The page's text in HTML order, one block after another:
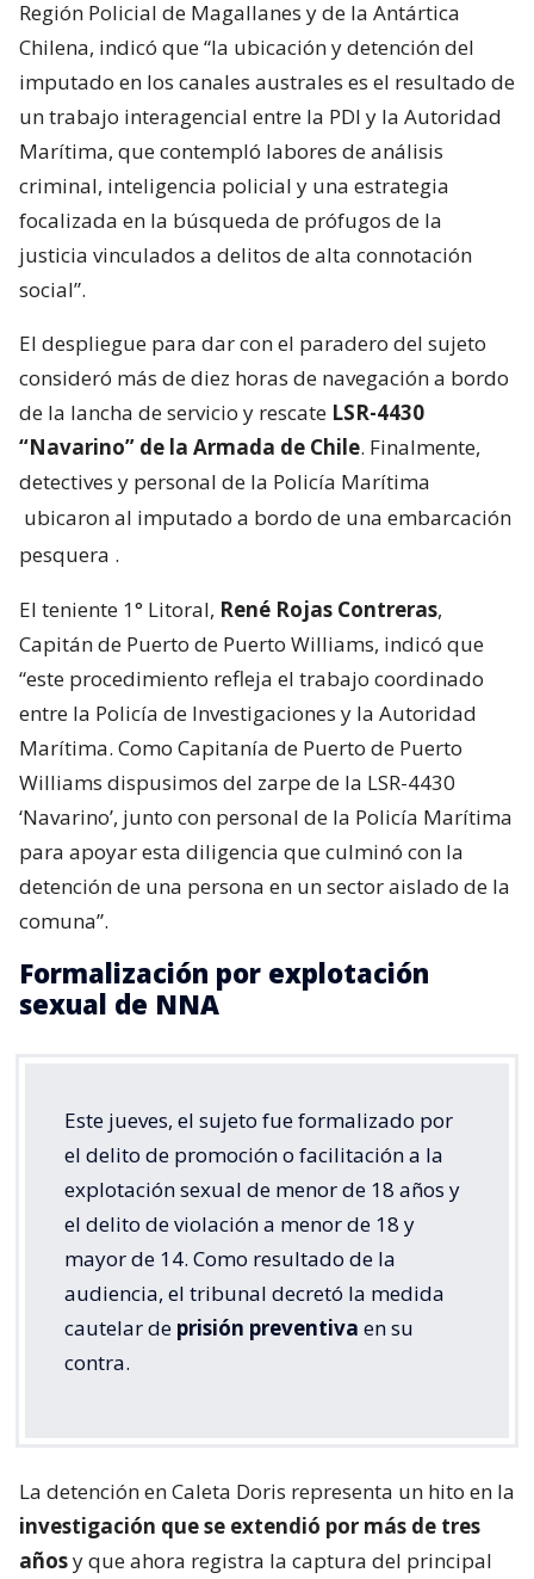
Región Policial de Magallanes y de la Antártica
Chilena, indicó que “la ubicación y detención del
imputado en los canales australes es el resultado de
un trabajo interagencial entre la PDI y la Autoridad
Marítima, que contempló labores de análisis
criminal, inteligencia policial y una estrategia
focalizada en la búsqueda de prófugos de la
justicia vinculados a delitos de alta connotación
social”.
El despliegue para dar con el paradero del sujeto
consideró más de diez horas de navegación a bordo
de la lancha de servicio y rescate LSR-4430
“Navarino” de la Armada de Chile. Finalmente,
detectives y personal de la Policía Marítima
ubicaron al imputado a bordo de una embarcación
pesquera .
El teniente 1° Litoral, René Rojas Contreras,
Capitán de Puerto de Puerto Williams, indicó que
“este procedimiento refleja el trabajo coordinado
entre la Policía de Investigaciones y la Autoridad
Marítima. Como Capitanía de Puerto de Puerto
Williams dispusimos del zarpe de la LSR-4430
‘Navarino’, junto con personal de la Policía Marítima
para apoyar esta diligencia que culminó con la
detención de una persona en un sector aislado de la
comuna”.
Formalización por explotación
sexual de NNA
Este jueves, el sujeto fue formalizado por
el delito de promoción o facilitación a la
explotación sexual de menor de 18 años y
el delito de violación a menor de 18 y
mayor de 14. Como resultado de la
audiencia, el tribunal decretó la medida
cautelar de prisión preventiva en su
contra.
La detención en Caleta Doris representa un hito en la
investigación que se extendió por más de tres
añosy que ahora registra la captura del principal